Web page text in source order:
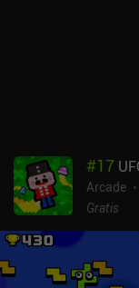
#17
Arcade
Gratis